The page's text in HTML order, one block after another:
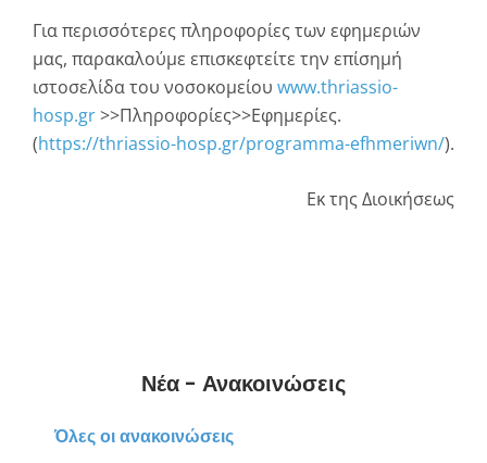
Για περισσότερες πληροφορίες των εφημεριών
μας, παρακαλούμε επισκεφτείτε την επίσημή
ιστοσελίδα του νοσοκομείου www.thriassio-
hosp.gr>>Πληροφορίες>>Εφημερίες.
(https://thriassio-hosp.gr/programma-efhmeriwn/).
Εκ της Διοικήσεως
Νέα - Ανακοινώσεις
Όλες οι ανακοινώσεις